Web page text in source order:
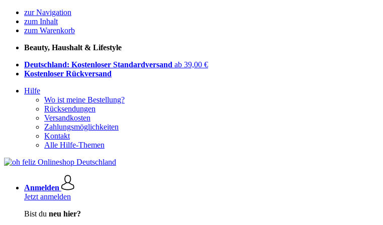
zur Navigation
zum Inhalt
zum Warenkorb
Beauty, Haushalt & Lifestyle
Deutschland: Kostenloser Standardversand ab 39,00 €
Kostenloser Rückversand
Hilfe
Wo ist meine Bestellung?
Rücksendungen
Versandkosten
Zahlungsmöglichkeiten
Kontakt
Alle Hilfe-Themen
Anmelden
Jetzt anmelden
Bist du neu hier?